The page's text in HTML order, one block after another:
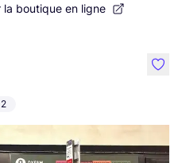
la boutique en ligne
like